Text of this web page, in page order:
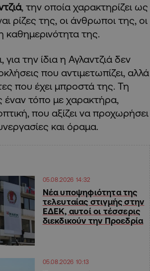
, την οποία χαρακτηρίζει ως
ρίζες της, οι άνθρωποι της, οι
καθημερινότητα της.
την ίδια η Αγλαντζιά δεν
που αντιμετωπίζει, αλλά
που έχει μπροστά της. Τη
έναν τόπο με χαρακτήρα,
που αξίζει να προχωρήσει
και όραμα.
05.08.2026 14:32
Νέα υποψηφιότητα της
τελευταίας στιγμής στην
ΕΔΕΚ, αυτοί οι τέσσερις
διεκδικούν την Προεδρία
05.08.2026 10:13